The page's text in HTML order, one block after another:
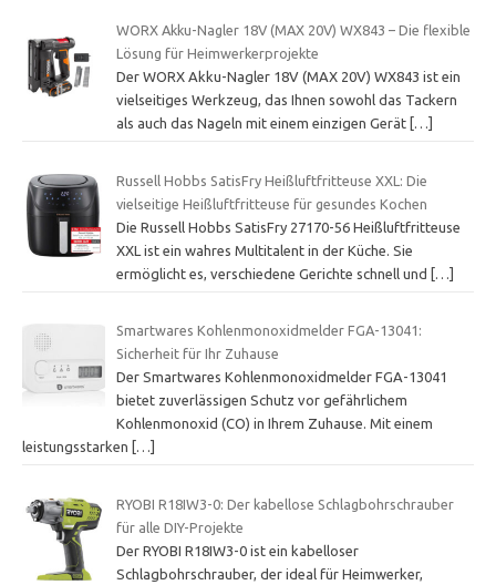
WORX Akku-Nagler 18V (MAX 20V) WX843 – Die flexible
Lösung für Heimwerkerprojekte
Der WORX Akku-Nagler 18V (MAX 20V) WX843 ist ein
vielseitiges Werkzeug, das Ihnen sowohl das Tackern
als auch das Nageln mit einem einzigen Gerät […]
Russell Hobbs SatisFry Heißluftfritteuse XXL: Die
vielseitige Heißluftfritteuse für gesundes Kochen
Die Russell Hobbs SatisFry 27170-56 Heißluftfritteuse
XXL ist ein wahres Multitalent in der Küche. Sie
ermöglicht es, verschiedene Gerichte schnell und
[…]
Smartwares Kohlenmonoxidmelder FGA-13041:
Sicherheit für Ihr Zuhause
Der Smartwares Kohlenmonoxidmelder FGA-13041
bietet zuverlässigen Schutz vor gefährlichem
Kohlenmonoxid (CO) in Ihrem Zuhause. Mit einem
leistungsstarken
[…]
RYOBI R18IW3-0: Der kabellose Schlagbohrschrauber
für alle DIY-Projekte
Der RYOBI R18IW3-0 ist ein kabelloser
Schlagbohrschrauber, der ideal für Heimwerker,